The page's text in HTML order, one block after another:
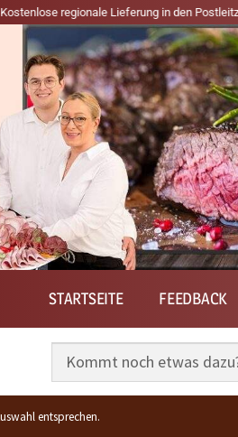
Lieferung in den
STARTSEITE FEEDBACK
entsprechen.